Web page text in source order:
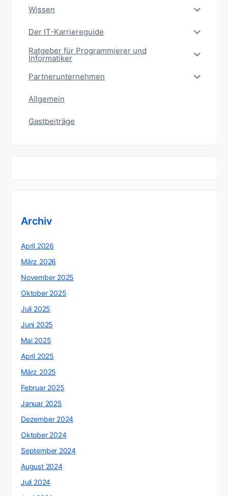
Wissen
Der IT-Karriereguide
Ratgeber für Programmierer und
Informatiker
Partnerunternehmen
Allgemein
Gastbeiträge
Archiv
April 2026
März 2026
November 2025
Oktober 2025
Juli 2025
Juni 2025
Mai 2025
April 2025
März 2025
Februar 2025
Januar 2025
Dezember 2024
Oktober 2024
September 2024
August 2024
Juli 2024